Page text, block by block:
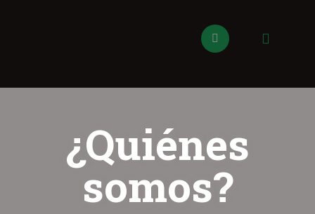
¿Quiénes
somos?